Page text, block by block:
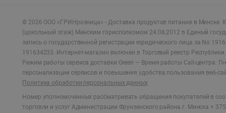
© 2026 ООО «ГРИНрозница» - Доставка продуктов питания в Минске.
(цокольный этаж) Минским горисполкомом 24.08.2012 в Единый
запись о государственной регистрации юридического лица за No
191634233. Интернет-магазин включен в Торговый реестр
Режим работы сервиса доставки Green — Время работы Call-центра:
персонализации сервисов и повышения удобства пользования веб-
Политика обработки персональных данных
Номер уполномоченных рассматривать обращения покупателей в
торговли и услуг Администрации Фрунзенского района г. Минска +